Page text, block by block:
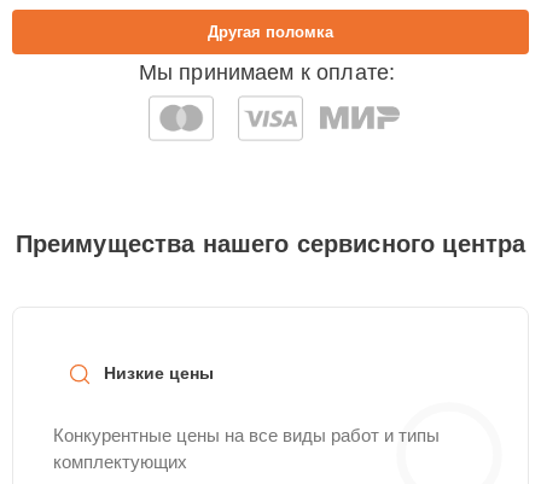
Мы принимаем к оплате:
Другая поломка
Преимущества нашего сервисного центра
Низкие цены
Конкурентные цены на все виды работ и типы
комплектующих